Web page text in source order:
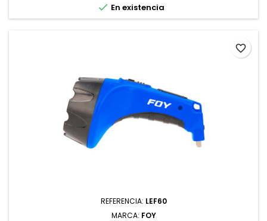
 En existencia
REFERENCIA: LEF60
MARCA: FOY
favorite_border